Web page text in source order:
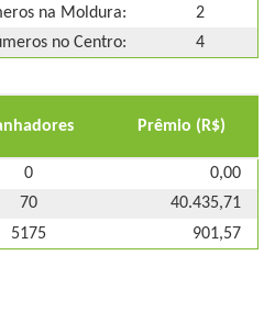
na Moldura:
2
no Centro:
4
Prêmio (R$)
0
0,00
70
40.435,71
5175 901,57